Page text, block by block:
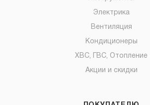
Электрика
Вентиляция
Кондиционеры
ХВС, ГВС, Отопление
Акции и скидки